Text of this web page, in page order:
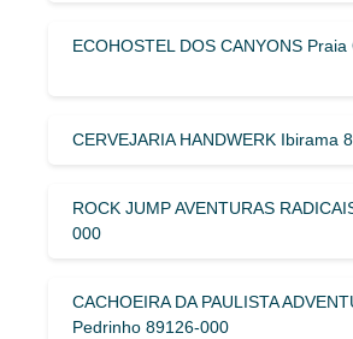
ECOHOSTEL DOS CANYONS
CERVEJARIA HANDWERK Ibirama
ROCK JUMP AVENTURAS
000
CACHOEIRA DA PAULISTA
Pedrinho 89126-000